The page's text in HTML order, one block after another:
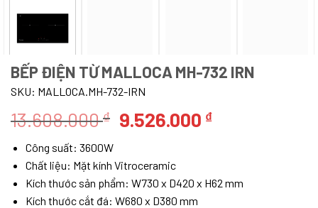
BẾP ĐIỆN TỪ MALLOCA MH-732 IRN
SKU: MALLOCA.MH-732-IRN
13.608.000₫ Giá
là:
13.608.000 ₫.
9.526.000 ₫Giá
là:
9.526.000 ₫.
Công suất: 3600W
Chất liệu: Mặt kính Vitroceramic
Kích thước sản phẩm: W730 x D420 x H62 mm
Kích thước cắt đá: W680 x D380 mm